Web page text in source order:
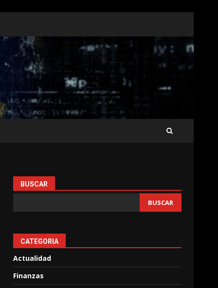
BUSCAR
BUSCAR
CATEGORIA
Actualidad
Finanzas